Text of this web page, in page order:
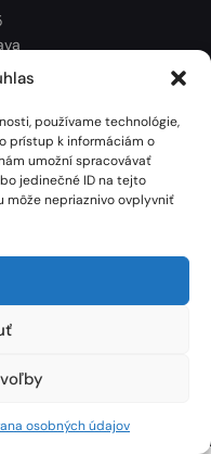
používame technológie,
prístup k informáciám o
umožní spracovávať
jedinečné ID na tejto
môže nepriaznivo ovplyvniť
osobných údajov
| Vytvoril: Marek Heinfarth.